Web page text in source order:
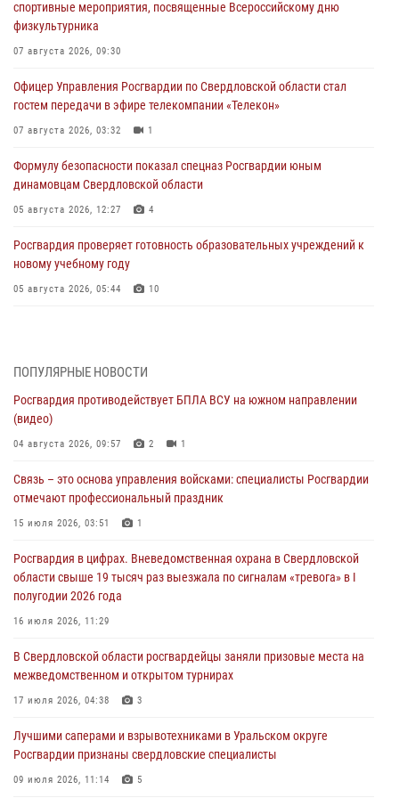
спортивные мероприятия, посвященные Всероссийскому дню
физкультурника
07 августа 2026, 09:30
Офицер Управления Росгвардии по Свердловской области стал
гостем передачи в эфире телекомпании «Телекон»
07 августа 2026, 03:32 1
Формулу безопасности показал спецназ Росгвардии юным
динамовцам Свердловской области
05 августа 2026, 12:27 4
Росгвардия проверяет готовность образовательных учреждений к
новому учебному году
05 августа 2026, 05:44 10
04 августа 2026, 09:57 2
Росгвардия приняла участие в обеспечении безопасности Дня
города в Екатеринбурге
03 августа 2026, 07:43 3
Росгвардия приняла участие в межведомственном
антитеррористическом учении в Свердловской области
31 июля 2026, 12:27 1
Росгвардия обеспечивает безопасность граждан на южном
направлении
31 июля 2026, 06:56
рассказал об итогах работы подразделения в эфире телекомпании
«Телекон»
30 июля 2026, 11:33 1
ПОПУЛЯРНЫЕ НОВОСТИ
Росгвардия противодействует БПЛА ВСУ на южном направлении
(видео)
04 августа 2026, 09:57 2 1
Связь – это основа управления войсками: специалисты Росгвардии
отмечают профессиональный праздник
15 июля 2026, 03:51 1
Росгвардия в цифрах. Вневедомственная охрана в Свердловской
области свыше 19 тысяч раз выезжала по сигналам «тревога» в I
полугодии 2026 года
16 июля 2026, 11:29
В Свердловской области росгвардейцы заняли призовые места на
межведомственном и открытом турнирах
17 июля 2026, 04:38 3
Лучшими саперами и взрывотехниками в Уральском округе
Росгвардии признаны свердловские специалисты
09 июля 2026, 11:14 5